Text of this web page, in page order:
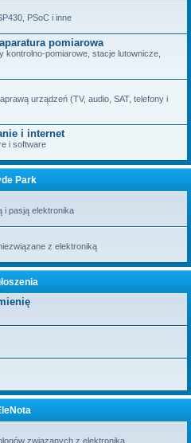
PSoC i inne
pomiarowa
pomiarowe, stacje lutownicze,
urządzeń (TV, audio, SAT, telefony i
i internet
i software
Park
i pasją elektronika
z elektroniką
związanych z elektroniką.